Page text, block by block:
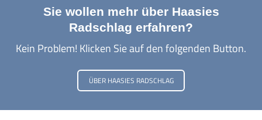
Sie wollen mehr über Haasies
Radschlag erfahren?
Kein Problem! Klicken Sie auf den folgenden Button.
ÜBER HAASIES RADSCHLAG